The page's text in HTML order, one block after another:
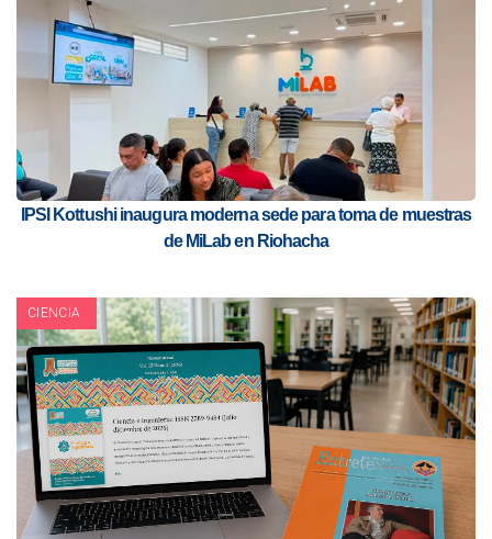
IPSI Kottushi inaugura moderna sede para toma de muestras
de MiLab en Riohacha
CIENCIA